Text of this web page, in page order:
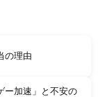
の理由
ー加速」と不安の